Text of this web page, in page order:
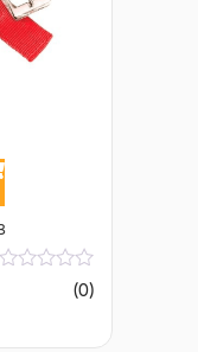
אין
ביקורות
(0)